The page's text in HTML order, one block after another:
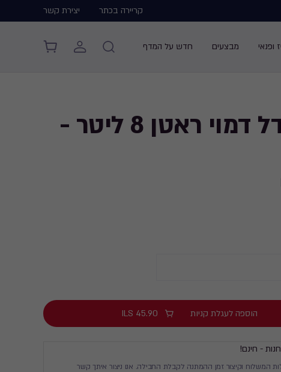
קריירה בכתר יצירת קשר
ופנאי מבצעים חדש על המדף
פח פדל דמוי ראטן 8 ליטר -
הוספה לעגלת קניות ILS 45.90
- חינם!
המשלוח וקיצור זמן ההמתנה לקבלת החבילה. אנו ניצור איתך קשר